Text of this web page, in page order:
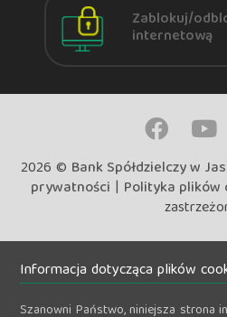
Zablokuj/
internetową
2026 © Bank Spółdzielczy w
prywatności | Polityka plików
Informacja dotycząca plików
Szanowni Państwo, niniejsza strona